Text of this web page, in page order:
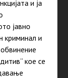
и ја
јавно
криминал и
кое се